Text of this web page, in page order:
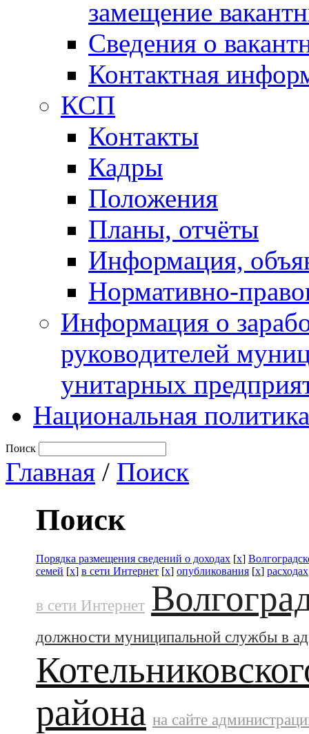
замещение
Сведения о
Контактная
КСП
Контакты
Кадры
Положения
Планы, отчёты
Информация,
Нормативно-
Информация о
руководителей
унитарных
Национальная политика
Поиск
Главная / Поиск
Поиск
Порядка размещения сведений о доходах [x]
семей [x] в сети Интернет [x] опубликования [x] расходах
в сети Интернет
должности муниципальной службы в
района на сайте